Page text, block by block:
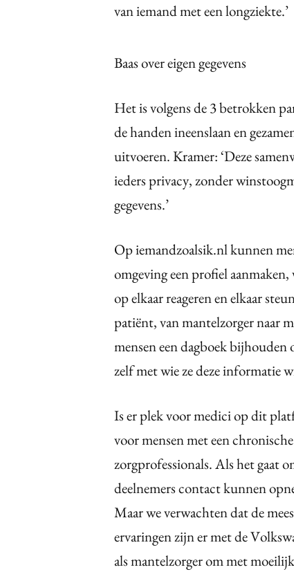
van iemand met een longziekte.’
Baas over eigen gegevens
Het is volgens de 3 betrokken
de handen ineenslaan en
uitvoeren. Kramer: ‘Deze
ieders privacy, zonder
gegevens.’
Op iemandzoalsik.nl kunnen
omgeving een profiel
op elkaar reageren en elkaar
patiënt, van mantelzorger naar
mensen een dagboek bijhouden
zelf met wie ze deze informatie
Is er plek voor medici op dit
voor mensen met een
zorgprofessionals. Als het gaat
deelnemers contact kunnen
Maar we verwachten dat de
ervaringen zijn er met de
als mantelzorger om met